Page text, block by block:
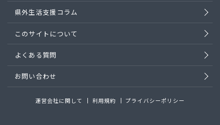
県外生活支援コラム
このサイトについて
よくある質問
お問い合わせ
運営会社に関して 利用規約 プライバシーポリシー